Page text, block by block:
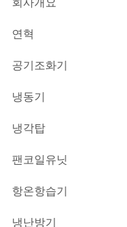
연혁
공기조화기
냉동기
냉각탑
팬코일유닛
항온항습기
냉난방기